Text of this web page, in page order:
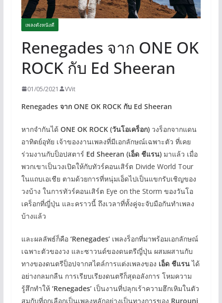
เพลงดังหนังดี
Renegades จาก ONE OK
ROCK กับ Ed Sheeran
01/05/2021 VVit
Renegades จาก ONE OK ROCK กับ Ed Sheeran
หากจำกันได้ ONE OK ROCK (วันโอเคร็อก)วงร็อกจากแดน
อาทิตย์อุทัย เจ้าของงานเพลงที่มีเอกลักษณ์เฉพาะตัว ที่เคย
ร่วมงานกับป็อปสตาร์ Ed Sheeran (เอ็ด ชีแรน)มาแล้ว เมื่อ
พวกเขาเป็นวงเปิดให้กับทัวร์คอนเสิร์ต Divide World Tour
ในแถบเอเชีย ตามด้วยการที่หนุ่มเอ็ดไปเป็นแขกรับเชิญของ
วงบ้าง ในการทัวร์คอนเสิร์ต Eye on the Storm ของวันโอ
เคร็อกที่ญี่ปุ่น และคราวนี้ ถึงเวลาที่ทั้งคู่จะจับมือกันทำเพลง
บ้างแล้ว
และผลลัพธ์ก็คือ ‘Renegades’เพลงร็อกที่มาพร้อมเอกลักษณ์
เฉพาะตัวของวง และซาวนด์ของดนตรีญี่ปุ่น ผสมผสานกับ
ทางของดนตรีป็อปจากสไตล์การแต่งเพลงของ เอ็ด ชีแรนได้
อย่างกลมกลืน การเรียบเรียงดนตรีก็สุดอลังการ โหมความ
รู้สึกทำให้ ‘Renegades’เป็นงานที่ปลุกเร้าความฮึกเหิมในตัว
สมกับที่ถูกเลือกเป็นเพลงหลักอย่างเป็นทางการของ Rurouni